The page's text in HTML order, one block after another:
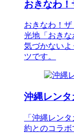
おきなわ
おきなわ！
光地「おき
気づかない
ツです。
沖縄レン
「沖縄レン
約とのコラボ